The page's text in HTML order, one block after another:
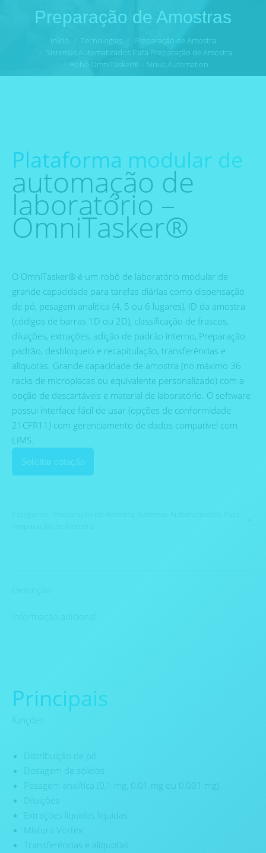
Preparação de Amostras
Você está aqui:
Início Tecnologias
Preparação de Amostra
Sistemas Automatizados Para Preparação de Amostra
Robô OmniTasker® – Sirius Automation
Plataforma modular de
automação de
laboratório –
OmniTasker®
O OmniTasker® é um robô de laboratório modular de
grande capacidade para tarefas diárias como dispensação
de pó, pesagem analítica (4, 5 ou 6 lugares), ID da amostra
(códigos de barras 1D ou 2D), classificação de frascos,
diluições, extrações, adição de padrão interno, Preparação
padrão, desbloqueio e recapitulação, transferências e
alíquotas. Grande capacidade de amostra (no máximo 36
racks de microplacas ou equivalente personalizado) com a
opção de descartáveis ​​e material de laboratório. O software
possui interface fácil de usar (opções de conformidade
21CFR11) com gerenciamento de dados compatível com
LIMS.
Solicitar cotação
Principais
funções
Distribuição de pó
Dosagem de sólidos
Pesagem analítica (0,1 mg, 0,01 mg ou 0,001 mg)
Diluições
Extrações líquidas líquidas
Mistura Vortex
Transferências e alíquotas